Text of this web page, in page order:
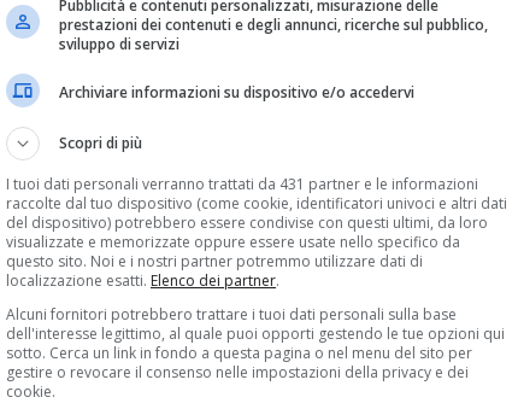
Pubblicità e contenuti personalizzati, misurazione delle
prestazioni dei contenuti e degli annunci, ricerche sul pubblico,
sviluppo di servizi
Archiviare informazioni su dispositivo e/o accedervi
Scopri di più
I tuoi dati personali verranno trattati da 431 partner e le informazioni
raccolte dal tuo dispositivo (come cookie, identificatori univoci e altri dati
del dispositivo) potrebbero essere condivise con questi ultimi, da loro
visualizzate e memorizzate oppure essere usate nello specifico da
questo sito. Noi e i nostri partner potremmo utilizzare dati di
localizzazione esatti. Elenco dei partner.
Alcuni fornitori potrebbero trattare i tuoi dati personali sulla base
dell'interesse legittimo, al quale puoi opporti gestendo le tue opzioni qui
sotto. Cerca un link in fondo a questa pagina o nel menu del sito per
gestire o revocare il consenso nelle impostazioni della privacy e dei
cookie.